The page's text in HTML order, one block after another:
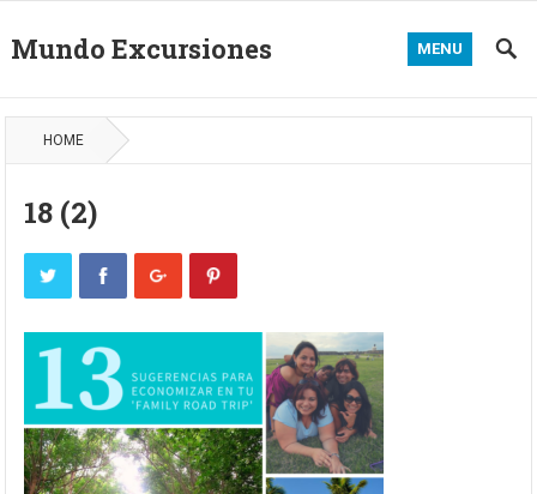
Mundo Excursiones MENU
HOME
18 (2)